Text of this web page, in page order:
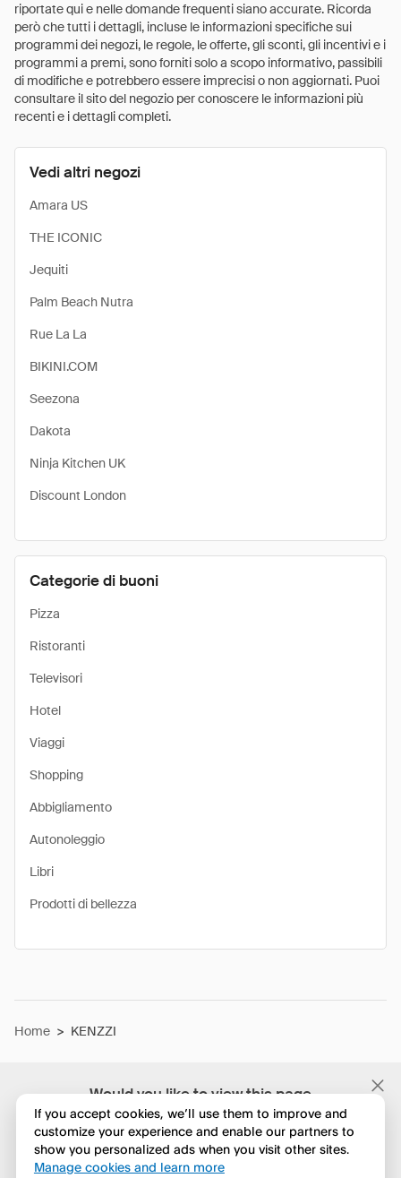
Would you like to view this page
in English?
No, continua a esplorare
riportate qui e nelle domande frequenti siano accurate. Ricorda
però che tutti i dettagli, incluse le informazioni specifiche sui
programmi dei negozi, le regole, le offerte, gli sconti, gli incentivi e i
programmi a premi, sono forniti solo a scopo informativo, passibili
di modifiche e potrebbero essere imprecisi o non aggiornati. Puoi
consultare il sito del negozio per conoscere le informazioni più
recenti e i dettagli completi.
Vedi altri negozi
Amara US
THE ICONIC
Jequiti
Palm Beach Nutra
Rue La La
BIKINI.COM
Seezona
Dakota
Ninja Kitchen UK
Discount London
Categorie di buoni
Pizza
Ristoranti
Televisori
Hotel
Viaggi
Shopping
Abbigliamento
Autonoleggio
Libri
Prodotti di bellezza
Home > KENZZI
If you accept cookies, we’ll use them to improve and
customize your experience and enable our partners to
show you personalized ads when you visit other sites.
Manage cookies and learn more